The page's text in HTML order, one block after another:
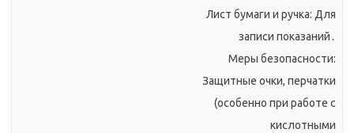
Лист бумаги и ручка: Для
записи показаний․
Меры безопасности:
Защитные очки, перчатки
(особенно при работе с
кислотными